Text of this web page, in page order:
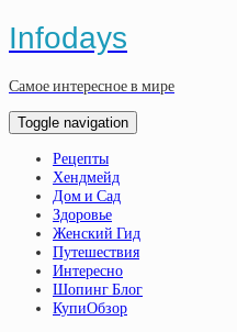
Infodays
Самое интересное в мире
Toggle navigation
Рецепты
Хендмейд
Дом и Сад
Здоровье
Женский Гид
Путешествия
Интересно
Шопинг Блог
КупиОбзор